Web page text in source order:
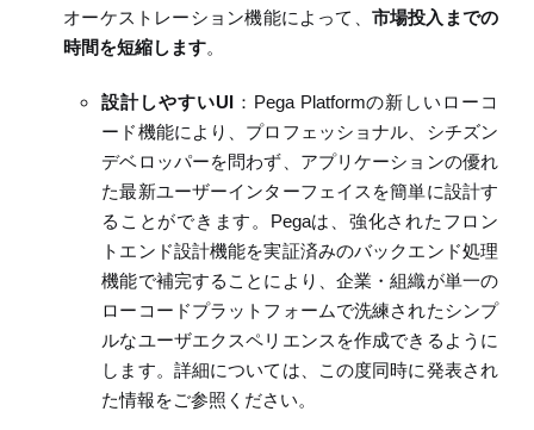
オーケストレーション機能によって、 市場投入までの
時間を短縮します。
設計しやすいUI ： Pega Platformの新しいローコ
ード機能により、プロフェッショナル、シチズン
デベロッパーを問わず、アプリケーションの優れ
た最新ユーザーインターフェイスを簡単に設計す
ることができます。
Pegaは、強化されたフロン
トエンド設計機能を実証済みのバックエンド処理
機能で補完することにより、企業・組織が単一の
ローコードプラットフォームで洗練されたシンプ
ルなユーザエクスペリエンスを作成できるように
します。 詳細については、この度同時に発表され
た情報をご参照ください。